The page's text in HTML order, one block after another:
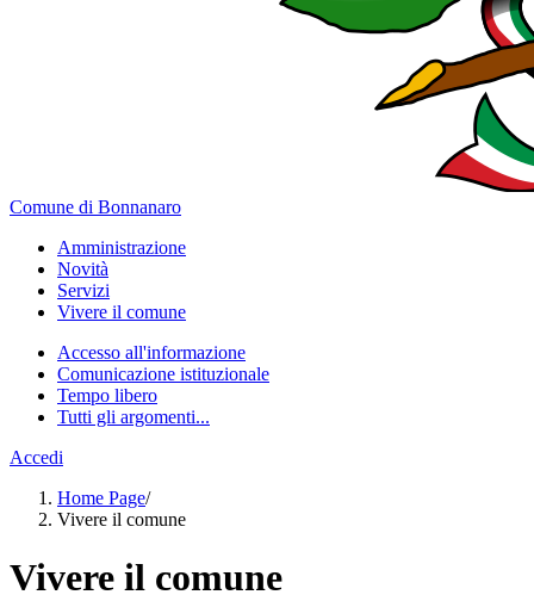
Comune di Bonnanaro
Amministrazione
Novità
Servizi
Vivere il comune
Accesso all'informazione
Comunicazione istituzionale
Tempo libero
Tutti gli argomenti...
Accedi
Home Page/
Vivere il comune
Vivere il comune